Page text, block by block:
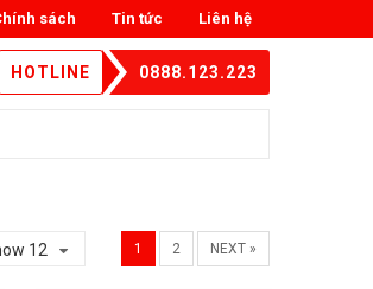
Liên hệ
Tin tức
sách
HOTLINE 0888.123.223
1 2 NEXT »
12